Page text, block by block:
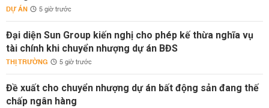
DỰ ÁN 5 giờ trước
Đại diện Sun Group kiến nghị cho phép kế thừa nghĩa vụ
tài chính khi chuyển nhượng dự án BĐS
THỊ TRƯỜNG 5 giờ trước
Đề xuất cho chuyển nhượng dự án bất động sản đang thế
chấp ngân hàng